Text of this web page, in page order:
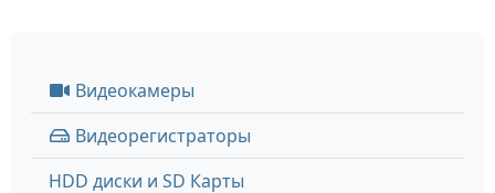
Видеокамеры
Видеорегистраторы
HDD диски и SD Карты